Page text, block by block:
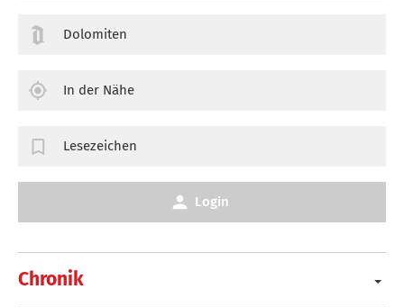
Chronik
Dolomiten
In der Nähe
Lesezeichen
Login